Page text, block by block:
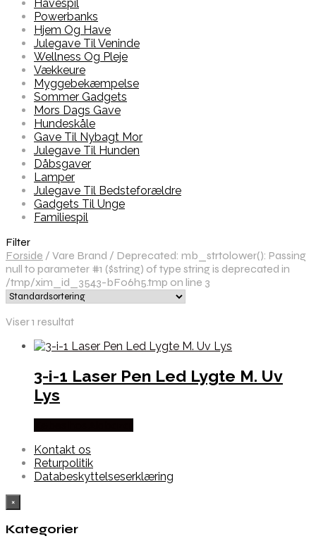
Havespil
Powerbanks
Hjem Og Have
Julegave Til Veninde
Wellness Og Pleje
Vækkeure
Myggebekæmpelse
Sommer Gadgets
Mors Dags Gave
Hundeskåle
Gave Til Nybagt Mor
Julegave Til Hunden
Dåbsgaver
Lamper
Julegave Til Bedsteforældre
Gadgets Til Unge
Familiespil
Filter
Forside / Vare Brand / Deprecated: mb_strtolower(): Passing
null to parameter #1 ($string) of type string is deprecated in
/tmp/xim_id_3543-bFo6h5.tmp on line 3
Viser 1 resultat
3-i-1 Laser Pen Led Lygte M. Uv
Lys
Kontakt os
Returpolitik
Databeskyttelseserklæring
×
Kategorier